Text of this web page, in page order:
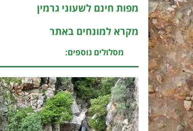
מפות חינם לשעוני גרמין
מקרא למונחים באתר
מסלולים נוספים: